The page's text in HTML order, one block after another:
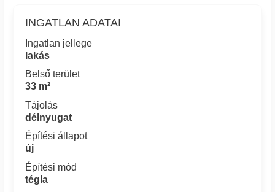
INGATLAN ADATAI
Ingatlan jellege
lakás
Belső terület
33 m²
Tájolás
délnyugat
Építési állapot
új
Építési mód
tégla